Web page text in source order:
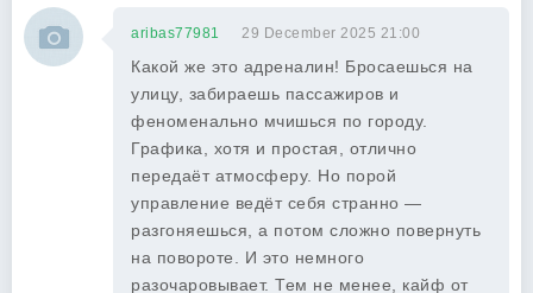
aribas77981 29 December 2025 21:00
Какой же это адреналин! Бросаешься на
улицу, забираешь пассажиров и
феноменально мчишься по городу.
Графика, хотя и простая, отлично
передаёт атмосферу. Но порой
управление ведёт себя странно —
разгоняешься, а потом сложно повернуть
на повороте. И это немного
разочаровывает. Тем не менее, кайф от